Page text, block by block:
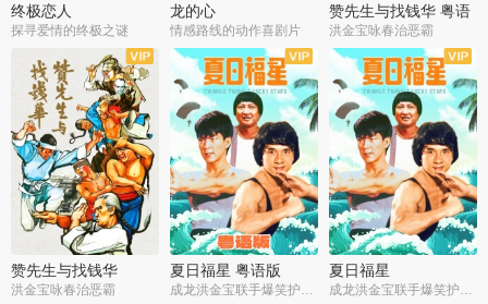
终极恋人
探寻爱情的终极之谜
龙的心
情感路线的动作喜剧片
赞先生与找钱华 粤语
版
洪金宝咏春治恶霸
赞先生与找钱华
洪金宝咏春治恶霸
夏日福星 粤语版
成龙洪金宝联手爆笑护美女
夏日福星
成龙洪金宝联手爆笑护美女